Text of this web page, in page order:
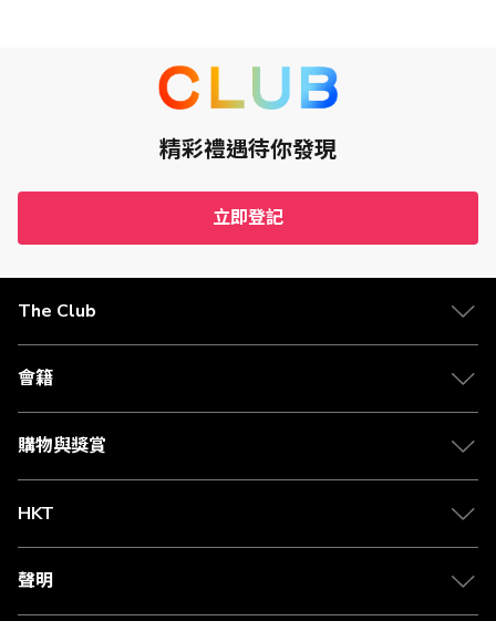
Club會員」) ，The Club會員可從合資格的消費按比例賺取
Club積分 (「Club積分」)，且可以獲得及/或兌換由The Club
或透過The Club提供之各項優惠，如欲賺取Club積分及享受
指定之Now TV服務月費賺取Club積分只適用於Now TV個人
登記住宅客戶（「
合資格住宅客戶 」）及特選Now TV商業登
記客戶（「合資格商業客戶」）。Now TV由電訊盈科媒體有
以商業登記號碼登記The Club會籍的合資格商業客戶每年度
可以從所有香港電訊附屬機構提供之指定服務中賺取上限為
單號碼。
每位合資格住宅客戶或合資格商業客戶及同時為The Club會
取1 Club積分，電訊盈科媒體有限公司可更改此賺取Club積
分的比率，而不作事先通知。為免生疑問，不適用於賺取
Club積分的月費項目包括但不限於遺失器材費用、按金調整
費用、付款相關之調整費用、延遲付款費用或利息。
一個月賬單發出日期後約4至8個星期內自動存入The Club帳
戶。如任何合資格住宅客戶或合資格商業客戶未能收取Club
有任何疑問或問題，請直聯絡Now TV客戶服務熱線 (852)
精彩禮遇待你發現
立即登記
The Club
會籍
購物與獎賞
HKT
聲明